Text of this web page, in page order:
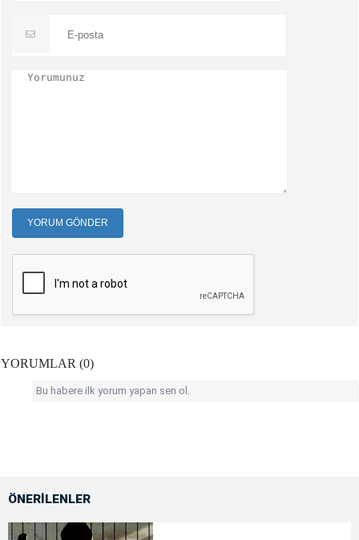
YORUM GÖNDER
YORUMLAR (0)
Bu habere ilk yorum yapan sen ol.
ÖNERİLENLER